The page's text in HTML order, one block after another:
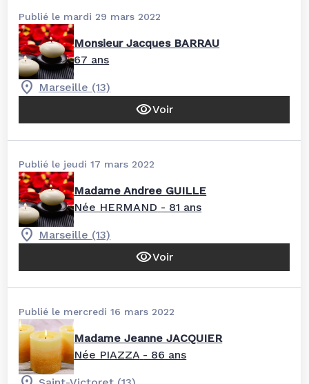
Publié le mardi 29 mars 2022
Monsieur Jacques BARRAU
67 ans
Marseille (13)
Voir
Publié le jeudi 17 mars 2022
Madame Andree GUILLE
Née HERMAND - 81 ans
Marseille (13)
Voir
Publié le mercredi 16 mars 2022
Madame Jeanne JACQUIER
Née PIAZZA - 86 ans